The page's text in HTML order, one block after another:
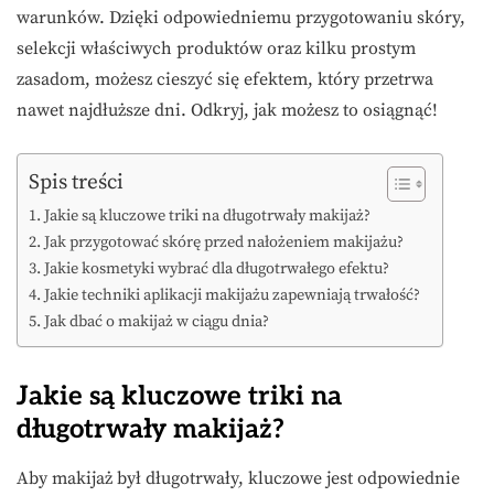
warunków. Dzięki odpowiedniemu przygotowaniu skóry,
selekcji właściwych produktów oraz kilku prostym
zasadom, możesz cieszyć się efektem, który przetrwa
nawet najdłuższe dni. Odkryj, jak możesz to osiągnąć!
Spis treści
Jakie są kluczowe triki na długotrwały makijaż?
Jak przygotować skórę przed nałożeniem makijażu?
Jakie kosmetyki wybrać dla długotrwałego efektu?
Jakie techniki aplikacji makijażu zapewniają trwałość?
Jak dbać o makijaż w ciągu dnia?
Jakie są kluczowe triki na
długotrwały makijaż?
Aby makijaż był długotrwały, kluczowe jest odpowiednie